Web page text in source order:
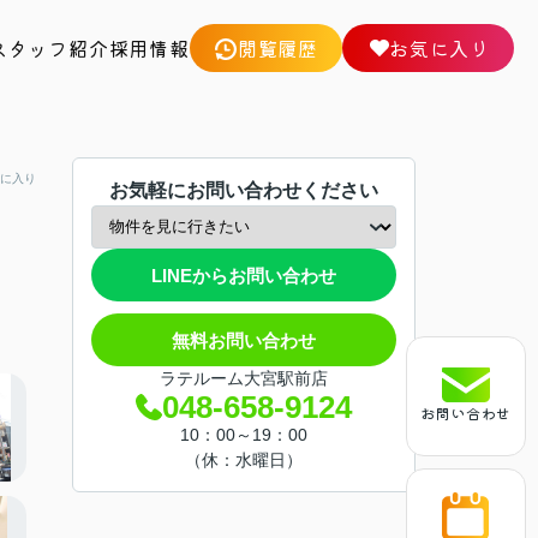
タッフ紹介採用情報 閲覧履歴 お気に入り
お問い合わせ
入り
お気軽にお問い合わせください
LINEからお問い合わせ
無料お問い合わせ
ラテルーム大宮駅前店
048-658-9124
10：00～19：00
（休：水曜日）